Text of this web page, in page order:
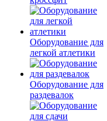
Оборудование для
легкой атлетики
Оборудование для
раздевалок